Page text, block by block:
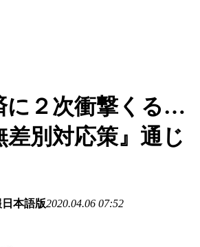
に２次衝撃くる…
差別対応策』通じ
本語版2020.04.06 07:52